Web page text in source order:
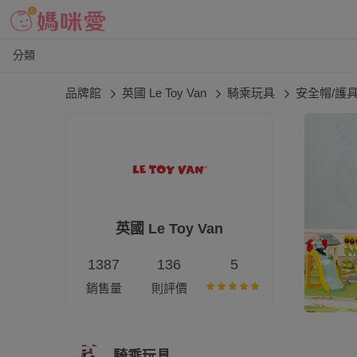
分類
品牌館 英國 Le Toy Van 騎乘玩具 安全帽/護
英國 Le Toy Van
1387
銷售量
136
則評價
5